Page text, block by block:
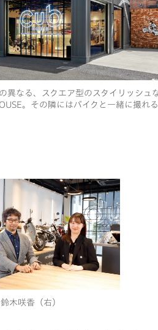
異なる、スクエア型のスタイリッシュ
。その隣にはバイクと一緒に撮れ
木咲香（右）